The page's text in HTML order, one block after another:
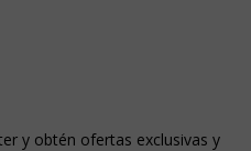
y obtén ofertas exclusivas y